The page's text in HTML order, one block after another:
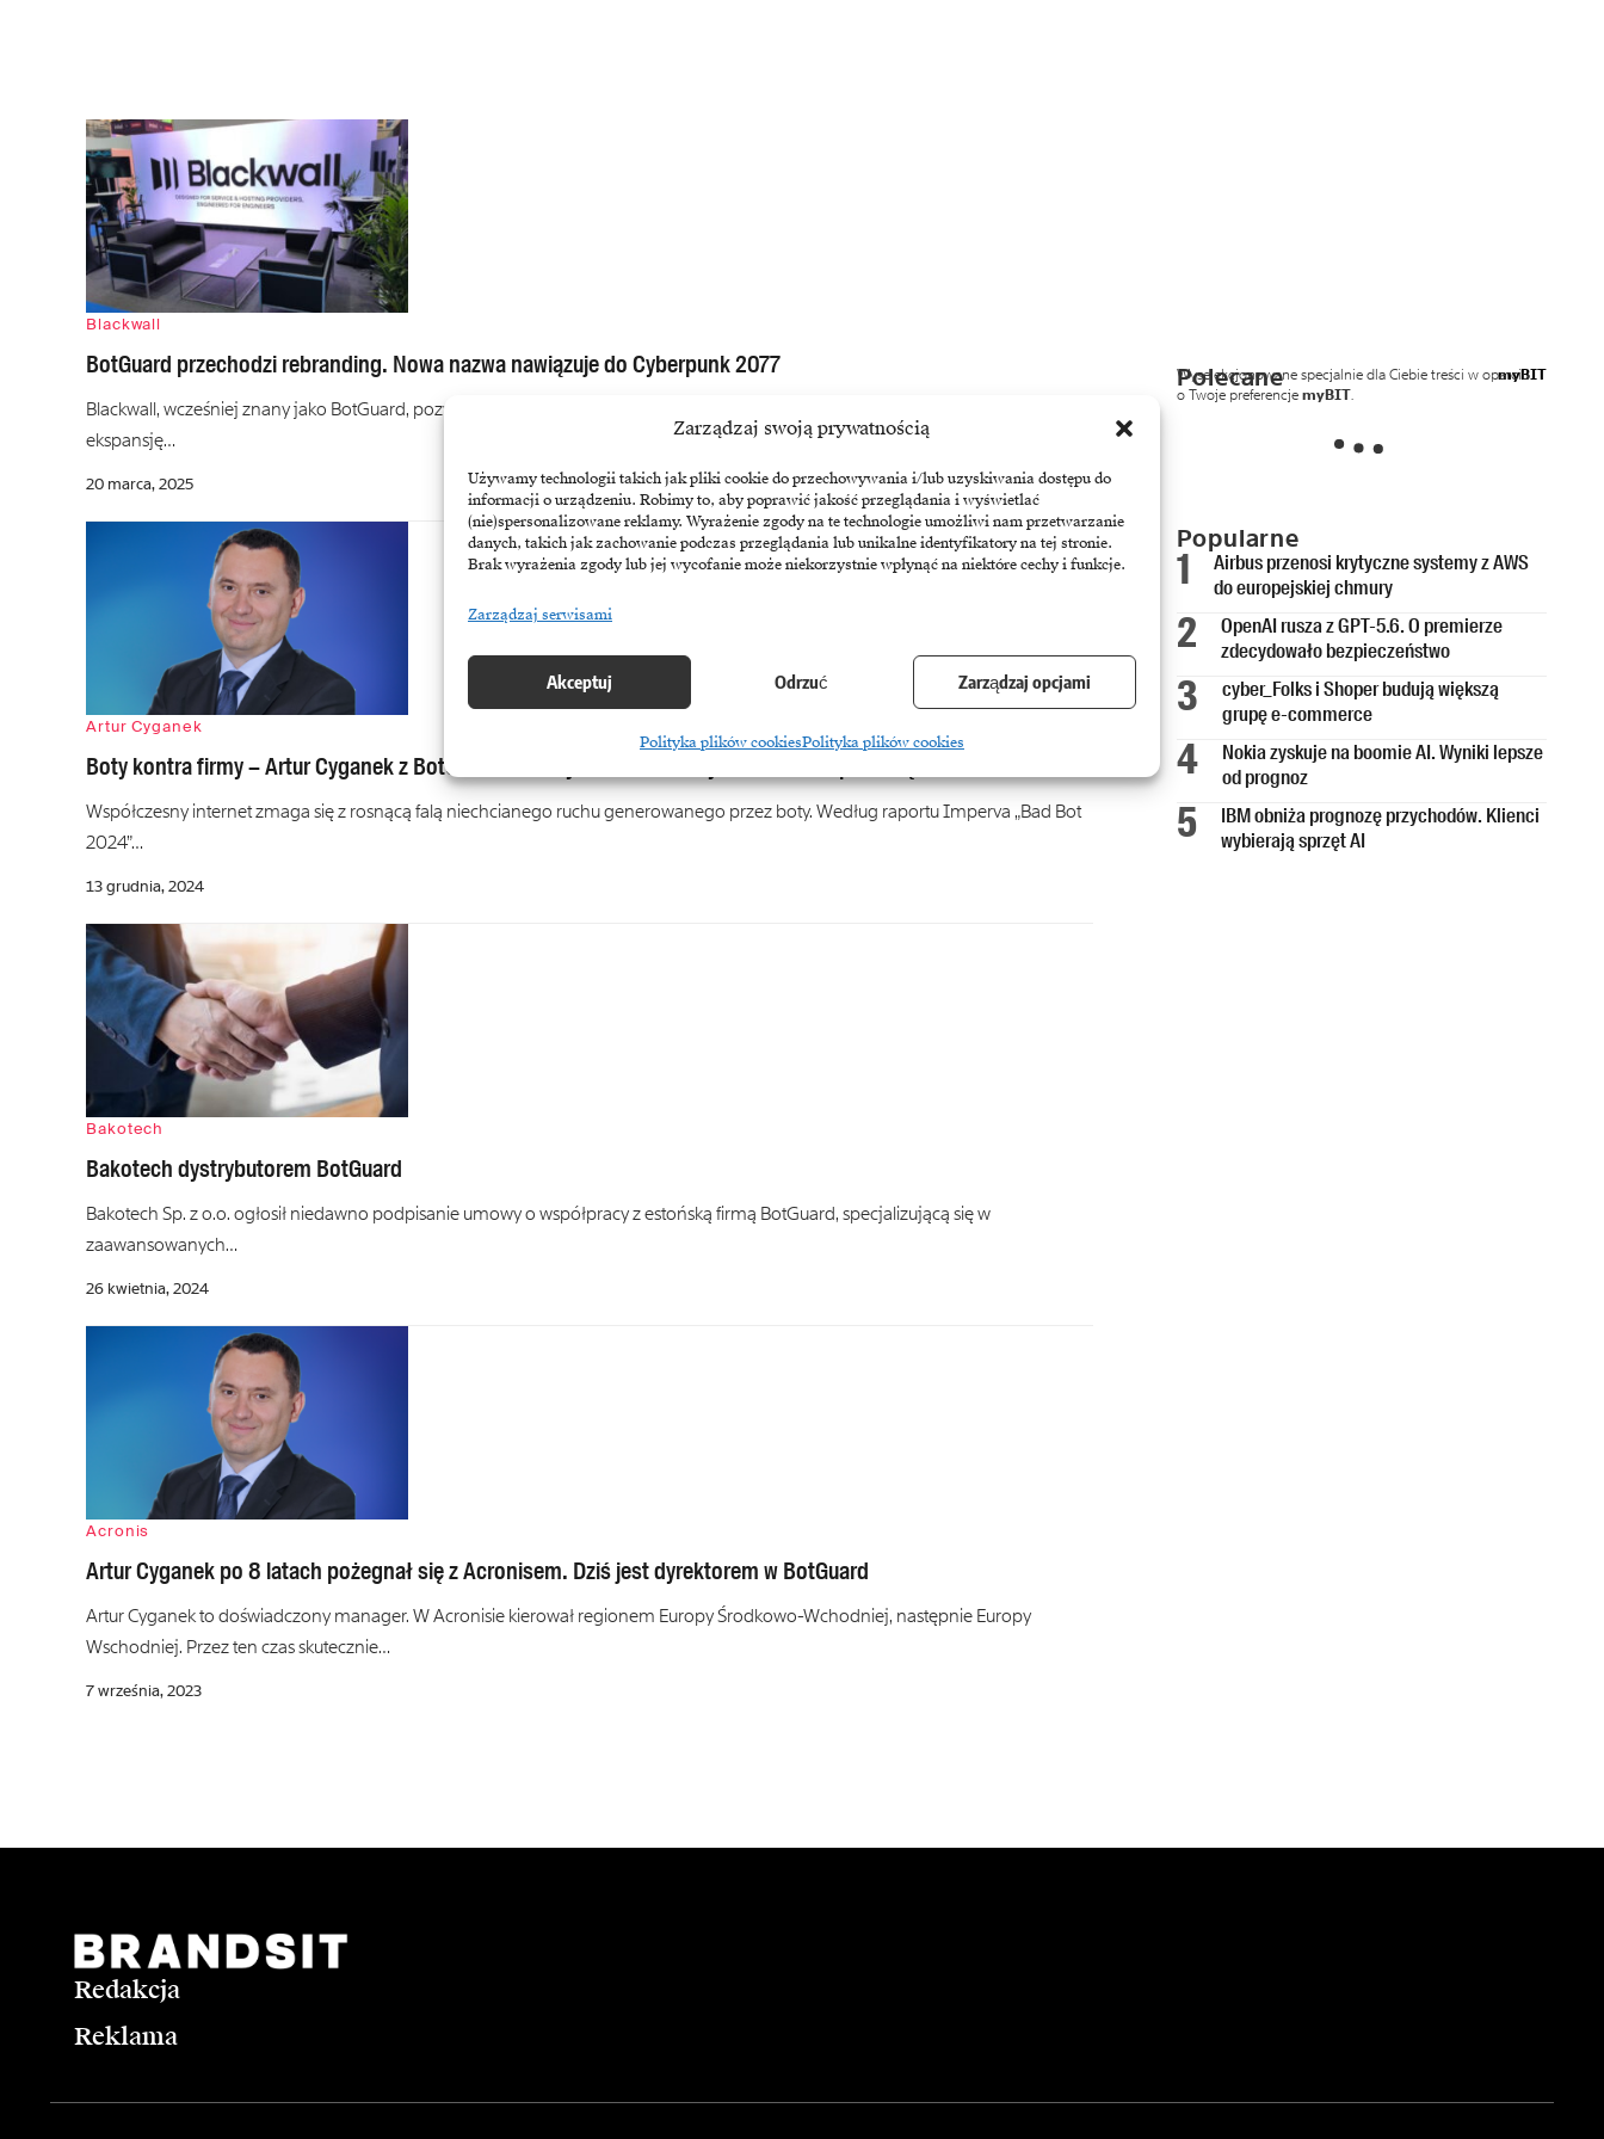
Zarządzaj swoją prywatnością
Używamy technologii takich jak pliki cookie do przechowywania i/lub uzyskiwania dostępu do
informacji o urządzeniu. Robimy to, aby poprawić jakość przeglądania i wyświetlać
(nie)spersonalizowane reklamy. Wyrażenie zgody na te technologie umożliwi nam przetwarzanie
danych, takich jak zachowanie podczas przeglądania lub unikalne identyfikatory na tej stronie.
Brak wyrażenia zgody lub jej wycofanie może niekorzystnie wpłynąć na niektóre cechy i funkcje.
Zarządzaj serwisami
Akceptuj Odrzuć Zarządzaj opcjami
Polityka plików cookiesPolityka plików cookies
Blackwall
BotGuard przechodzi rebranding. Nowa nazwa nawiązuje do Cyberpunk 2077
Blackwall, wcześniej znany jako BotGuard, pozyskał 45 milionów euro w rundzie finansowania serii B, aby przyspieszyć globalną
ekspansję…
20 marca, 2025
Artur Cyganek
Boty kontra firmy – Artur Cyganek z BotGuard o realnych kosztach złych botów dla przedsiębiorstw
Współczesny internet zmaga się z rosnącą falą niechcianego ruchu generowanego przez boty. Według raportu Imperva „Bad Bot
2024”…
13 grudnia, 2024
Bakotech
Bakotech dystrybutorem BotGuard
Bakotech Sp. z o.o. ogłosił niedawno podpisanie umowy o współpracy z estońską firmą BotGuard, specjalizującą się w
zaawansowanych…
26 kwietnia, 2024
Acronis
Artur Cyganek po 8 latach pożegnał się z Acronisem. Dziś jest dyrektorem w BotGuard
Artur Cyganek to doświadczony manager. W Acronisie kierował regionem Europy Środkowo-Wchodniej, następnie Europy
Wschodniej. Przez ten czas skutecznie…
7 września, 2023
Polecane myBIT
Wyselekcjonowane specjalnie dla Ciebie treści w oparciu
o Twoje preferencjemyBIT.
Popularne
Airbus przenosi krytyczne systemy z AWS
do europejskiej chmury
OpenAI rusza z GPT-5.6. O premierze
zdecydowało bezpieczeństwo
cyber_Folks i Shoper budują większą
grupę e-commerce
Nokia zyskuje na boomie AI. Wyniki lepsze
od prognoz
IBM obniża prognozę przychodów. Klienci
wybierają sprzęt AI
Redakcja
Reklama